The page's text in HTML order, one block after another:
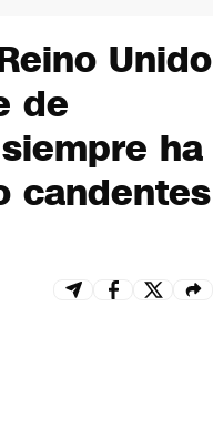
Unido
de
ha
candentes